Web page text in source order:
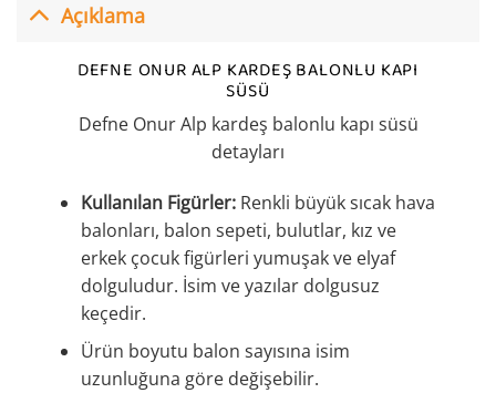
Açıklama
DEFNE ONUR ALP KARDEŞ BALONLU KAPI
SÜSÜ
Defne Onur Alp kardeş balonlu kapı süsü
detayları
Kullanılan Figürler: Renkli büyük sıcak hava
balonları, balon sepeti, bulutlar, kız ve
erkek çocuk figürleri yumuşak ve elyaf
dolguludur. İsim ve yazılar dolgusuz
keçedir.
Ürün boyutu balon sayısına isim
uzunluğuna göre değişebilir.